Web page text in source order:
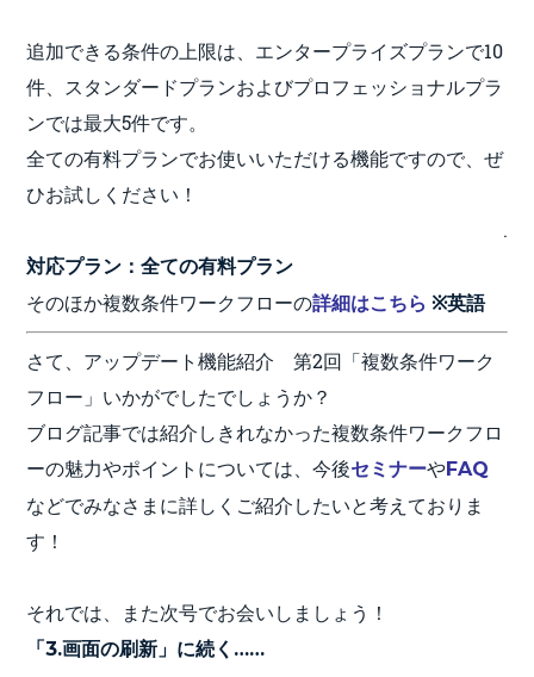
追加できる条件の上限は、エンタープライズプランで10
件、スタンダードプランおよびプロフェッショナルプラ
ンでは最大5件です。
全ての有料プランでお使いいただける機能ですので、ぜ
ひお試しください！
.
対応プラン：全ての有料プラン
そのほか複数条件ワークフローの詳細はこちら ※英語
さて、アップデート機能紹介 第2回「複数条件ワーク
フロー」いかがでしたでしょうか？
ブログ記事では紹介しきれなかった複数条件ワークフロ
ーの魅力やポイントについては、今後セミナーやFAQ
などでみなさまに詳しくご紹介したいと考えておりま
す！
それでは、また次号でお会いしましょう！
「3.画面の刷新」に続く……